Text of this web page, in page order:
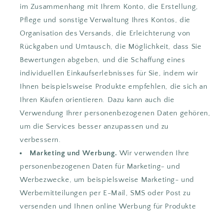
im Zusammenhang mit Ihrem Konto, die Erstellung,
Pflege und sonstige Verwaltung Ihres Kontos, die
Organisation des Versands, die Erleichterung von
Rückgaben und Umtausch, die Möglichkeit, dass Sie
Bewertungen abgeben, und die Schaffung eines
individuellen Einkaufserlebnisses für Sie, indem wir
Ihnen beispielsweise Produkte empfehlen, die sich an
Ihren Käufen orientieren. Dazu kann auch die
Verwendung Ihrer personenbezogenen Daten gehören,
um die Services besser anzupassen und zu
verbessern.
Marketing und Werbung. Wir verwenden Ihre
personenbezogenen Daten für Marketing- und
Werbezwecke, um beispielsweise Marketing- und
Werbemitteilungen per E-Mail, SMS oder Post zu
versenden und Ihnen online Werbung für Produkte